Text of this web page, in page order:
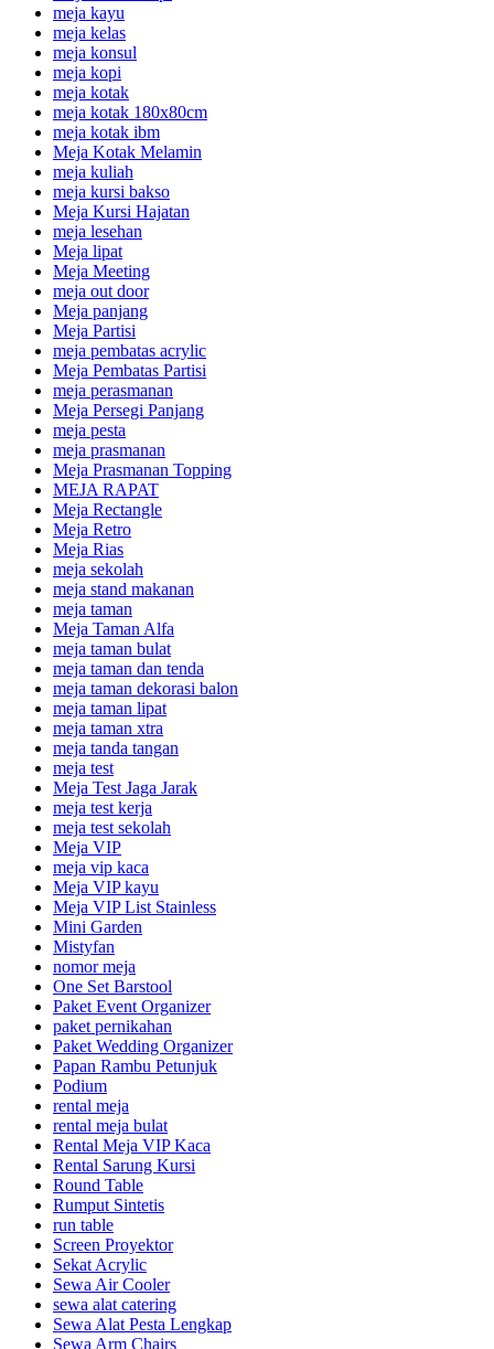
meja kayu
meja kelas
meja konsul
meja kopi
meja kotak
meja kotak 180x80cm
meja kotak ibm
Meja Kotak Melamin
meja kuliah
meja kursi bakso
Meja Kursi Hajatan
meja lesehan
Meja lipat
Meja Meeting
meja out door
Meja panjang
Meja Partisi
meja pembatas acrylic
Meja Pembatas Partisi
meja perasmanan
Meja Persegi Panjang
meja pesta
meja prasmanan
Meja Prasmanan Topping
MEJA RAPAT
Meja Rectangle
Meja Retro
Meja Rias
meja sekolah
meja stand makanan
meja taman
Meja Taman Alfa
meja taman bulat
meja taman dan tenda
meja taman dekorasi balon
meja taman lipat
meja taman xtra
meja tanda tangan
meja test
Meja Test Jaga Jarak
meja test kerja
meja test sekolah
Meja VIP
meja vip kaca
Meja VIP kayu
Meja VIP List Stainless
Mini Garden
Mistyfan
nomor meja
One Set Barstool
Paket Event Organizer
paket pernikahan
Paket Wedding Organizer
Papan Rambu Petunjuk
Podium
rental meja
rental meja bulat
Rental Meja VIP Kaca
Rental Sarung Kursi
Round Table
Rumput Sintetis
run table
Screen Proyektor
Sekat Acrylic
Sewa Air Cooler
sewa alat catering
Sewa Alat Pesta Lengkap
Sewa Arm Chairs